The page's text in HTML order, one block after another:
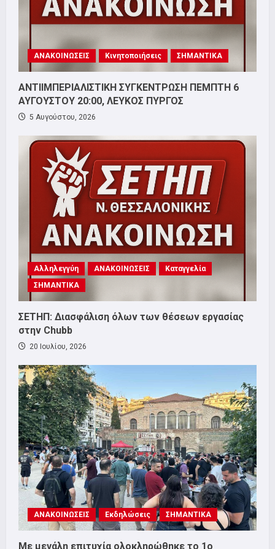
ΑΝΑΚΟΙΝΩΣΕΙΣ Κινητοποιήσεις ΣΗΜΑΝΤΙΚΑ
ΑΝΤΙΙΜΠΕΡΙΑΛΙΣΤΙΚΗ ΣΥΓΚΕΝΤΡΩΣΗ ΠΕΜΠΤΗ 6
ΑΥΓΟΥΣΤΟΥ 20:00, ΛΕΥΚΟΣ ΠΥΡΓΟΣ
5 Αυγούστου, 2026
Αλληλεγγύη ΑΝΑΚΟΙΝΩΣΕΙΣ
Καταγγελία
ΣΗΜΑΝΤΙΚΑ
ΣΕΤΗΠ: Διασφάλιση όλων των θέσεων εργασίας
στην Chubb
20 Ιουλίου, 2026
ΑΝΑΚΟΙΝΩΣΕΙΣ Εκδηλώσεις ΣΗΜΑΝΤΙΚΑ
Με μεγάλη επιτυχία ολοκληρώθηκε το 1ο